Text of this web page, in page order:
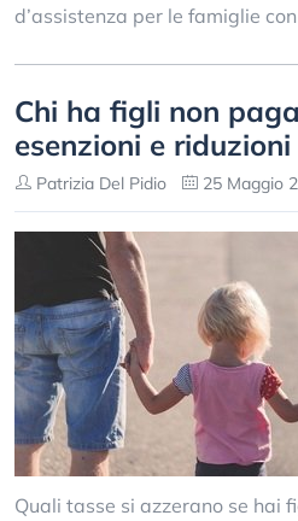
d’assistenza per le famiglie
Chi ha figli non
esenzioni e
Patrizia Del Pidio 25 Maggio
Quali tasse si azzerano se hai